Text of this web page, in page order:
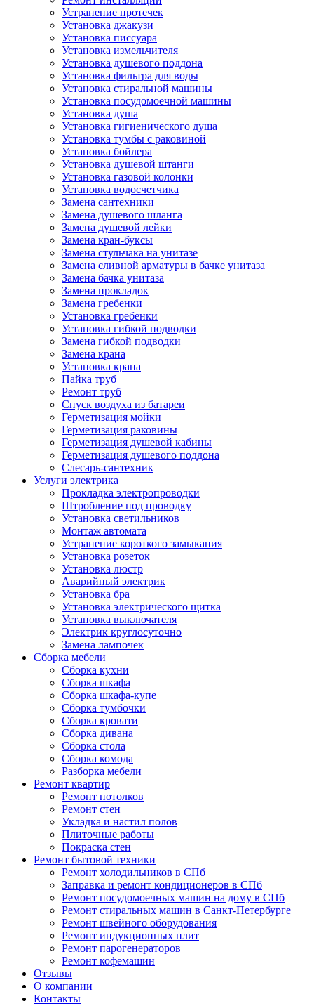
Устранение протечек
Установка джакузи
Установка писсуара
Установка измельчителя
Установка душевого поддона
Установка фильтра для воды
Установка стиральной машины
Установка посудомоечной машины
Установка душа
Установка гигиенического душа
Установка тумбы с раковиной
Установка бойлера
Установка душевой штанги
Установка газовой колонки
Установка водосчетчика
Замена сантехники
Замена душевого шланга
Замена душевой лейки
Замена кран-буксы
Замена cтульчака на унитазе
Замена сливной арматуры в бачке унитаза
Замена бачка унитаза
Замена прокладок
Замена гребенки
Установка гребенки
Установка гибкой подводки
Замена гибкой подводки
Замена крана
Установка крана
Пайка труб
Ремонт труб
Спуск воздуха из батареи
Герметизация мойки
Герметизация раковины
Герметизация душевой кабины
Герметизация душевого поддона
Слесарь-сантехник
Услуги электрика
Прокладка электропроводки
Штробление под проводку
Установка светильников
Монтаж автомата
Устранение короткого замыкания
Установка розеток
Установка люстр
Аварийный электрик
Установка бра
Установка электрического щитка
Установка выключателя
Электрик круглосуточно
Замена лампочек
Сборка мебели
Сборка кухни
Сборка шкафа
Сборка шкафа-купе
Сборка тумбочки
Сборка кровати
Сборка дивана
Сборка стола
Сборка комода
Разборка мебели
Ремонт квартир
Ремонт потолков
Ремонт стен
Укладка и настил полов
Плиточные работы
Покраска стен
Ремонт бытовой техники
Ремонт холодильников в СПб
Заправка и ремонт кондиционеров в СПб
Ремонт посудомоечных машин на дому в СПб
Ремонт стиральных машин в Санкт-Петербурге
Ремонт швейного оборудования
Ремонт индукционных плит
Ремонт парогенераторов
Ремонт кофемашин
Отзывы
О компании
Контакты